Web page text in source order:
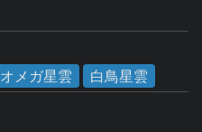
オメガ星雲 白鳥星雲